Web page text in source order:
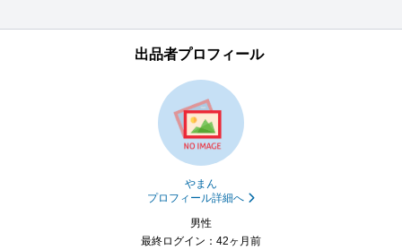
出品者プロフィール
やまん
プロフィール詳細へ
男性
最終ログイン：42ヶ月前